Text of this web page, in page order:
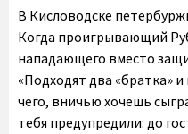
В Кисловодске
Когда проигрывающий
нападающего вместо
«Подходят два «братка»
чего, вничью хочешь
тебя предупредили: до